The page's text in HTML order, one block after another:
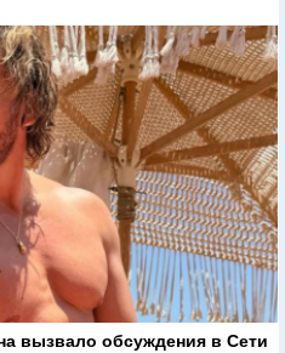
вызвало обсуждения в Сети